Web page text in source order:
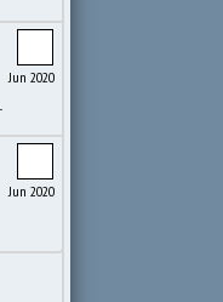
expanded
Jun 2020
Jun 2020